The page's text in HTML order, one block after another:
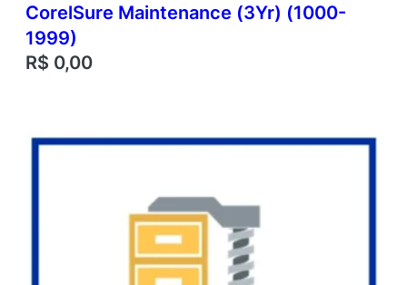
CorelSure Maintenance (3Yr) (1000-
1999)
R$ 0,00